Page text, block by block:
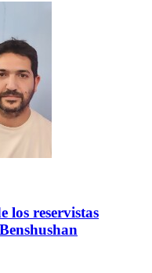
los reservistas